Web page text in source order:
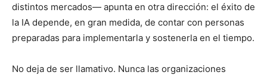
distintos mercados— apunta en otra dirección: el éxito de
la IA depende, en gran medida, de contar con personas
preparadas para implementarla y sostenerla en el tiempo.
No deja de ser llamativo. Nunca las organizaciones